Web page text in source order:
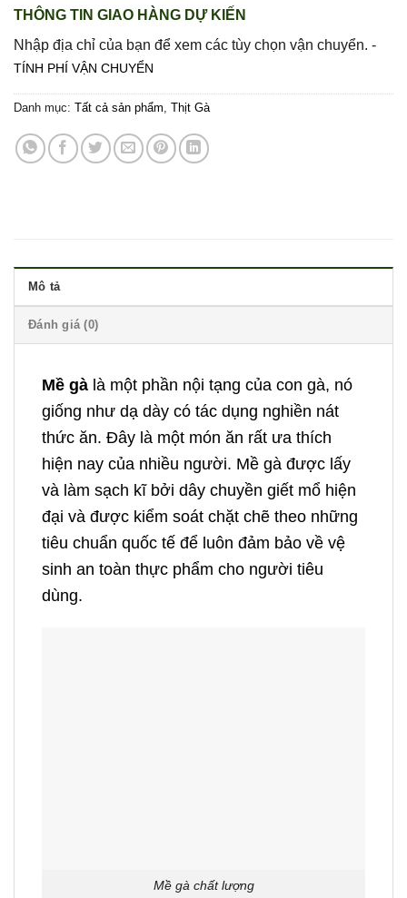
THÔNG TIN GIAO HÀNG DỰ KIẾN
Nhập địa chỉ của bạn để xem các tùy chọn vận chuyển. -
TÍNH PHÍ VẬN CHUYỂN
Danh mục: Tất cả sản phẩm, Thịt Gà
Mô tả
Đánh giá (0)
Mề gà là một phần nội tạng của con gà, nó
giống như dạ dày có tác dụng nghiền nát
thức ăn. Đây là một món ăn rất ưa thích
hiện nay của nhiều người. Mề gà được lấy
và làm sạch kĩ bởi dây chuyền giết mổ hiện
đại và được kiểm soát chặt chẽ theo những
tiêu chuẩn quốc tế để luôn đảm bảo về vệ
sinh an toàn thực phẩm cho người tiêu
dùng.
Mề gà chất lượng